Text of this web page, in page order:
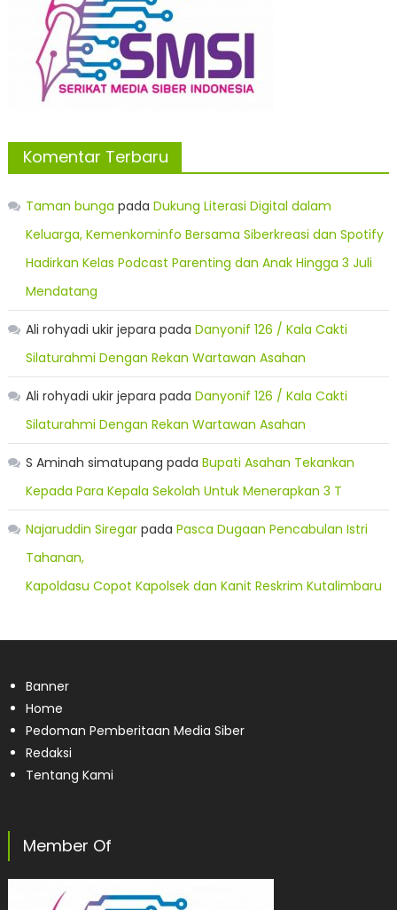
Komentar Terbaru
Taman bunga pada Dukung Literasi Digital dalam
Keluarga, Kemenkominfo Bersama Siberkreasi dan Spotify
Hadirkan Kelas Podcast Parenting dan Anak Hingga 3 Juli
Mendatang
Ali rohyadi ukir jepara pada Danyonif 126 / Kala Cakti
Silaturahmi Dengan Rekan Wartawan Asahan
Ali rohyadi ukir jepara pada Danyonif 126 / Kala Cakti
Silaturahmi Dengan Rekan Wartawan Asahan
S Aminah simatupang pada Bupati Asahan Tekankan
Kepada Para Kepala Sekolah Untuk Menerapkan 3 T
Najaruddin Siregarpada Pasca Dugaan Pencabulan Istri
Tahanan,
Kapoldasu Copot Kapolsek dan Kanit Reskrim Kutalimbaru
Banner
Home
Pedoman Pemberitaan Media Siber
Redaksi
Tentang Kami
Member Of